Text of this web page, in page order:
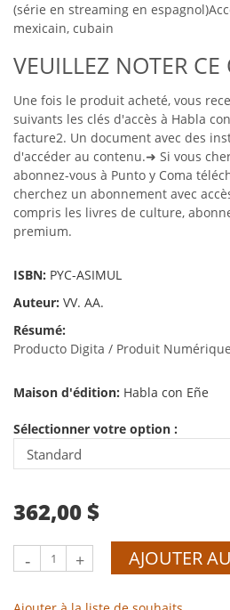
(série en streaming en espagnol)
mexicain, cubain
VEUILLEZ NOTER
Une fois le produit acheté, vous
suivants les clés d'accès à Habla
facture2. Un document avec des
d'accéder au contenu.➜ Si vous
abonnez-vous à Punto y Coma
cherchez un abonnement avec
compris les livres de culture,
premium.
ISBN: PYC-ASIMUL
Auteur: VV. AA.
Résumé:
Producto Digita / Produit
Maison d'édition: Habla con Eñe
Sélectionner votre option :
362,00 $
- + AJOUTER